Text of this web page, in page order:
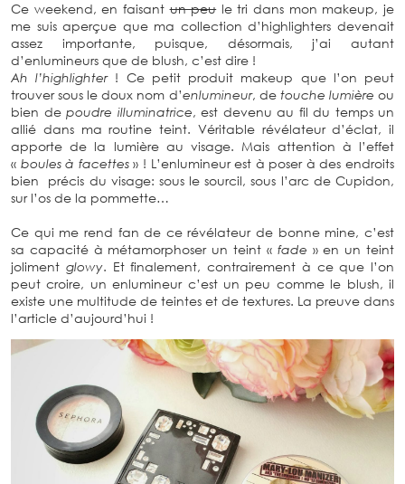
Ce weekend, en faisantun peule tri dans mon makeup, je
me suis aperçue que ma collection d’highlighters devenait
assez importante, puisque, désormais, j’ai autant
d’enlumineurs que de blush, c’est dire !
Ah l’highlighter! Ce petit produit makeup que l’on peut
trouver sous le doux nom d’enlumineur, de touche lumière ou
bien de poudre illuminatrice, est devenu au fil du temps un
allié dans ma routine teint. Véritable révélateur d’éclat, il
apporte de la lumière au visage. Mais attention à l’effet
« boules à facettes» ! L’enlumineur est à poser à des endroits
bien précis du visage: sous le sourcil, sous l’arc de Cupidon,
sur l’os de la pommette…
Ce qui me rend fan de ce révélateur de bonne mine, c’est
sa capacité à métamorphoser un teint « fade » en un teint
joliment glowy. Et finalement, contrairement à ce que l’on
peut croire, un enlumineur c’est un peu comme le blush, il
existe une multitude de teintes et de textures. La preuve dans
l’article d’aujourd’hui !